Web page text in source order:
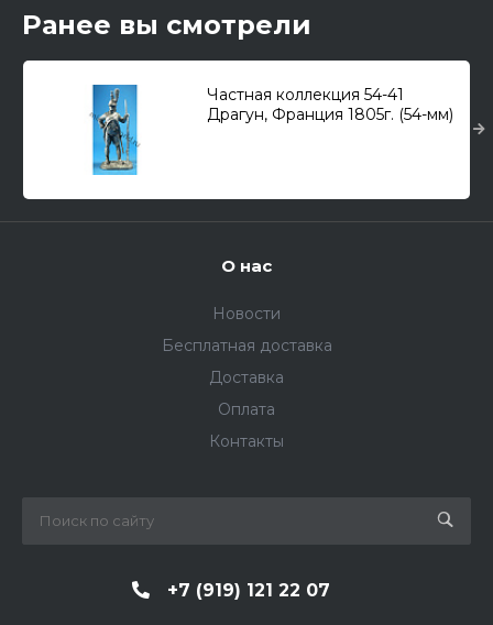
Ранее вы смотрели
Частная коллекция 54-41
Драгун, Франция 1805г. (54-мм)
О нас
Новости
Бесплатная доставка
Доставка
Оплата
Контакты
+7 (919) 121 22 07